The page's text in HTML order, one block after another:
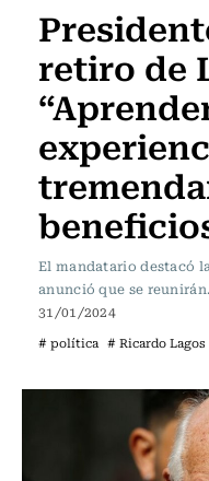
retiro de
El mandatario destacó
anunció que se reunirán.
31/01/2024
# política # Ricardo Lagos